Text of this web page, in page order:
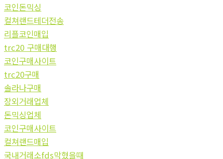
코인돈믹싱
컬쳐랜드테더전송
리플코인매입
trc20 구매대행
코인구매사이트
trc20구매
솔라나구매
장외거래업체
돈믹싱업체
코인구매사이트
컬쳐랜드매입
국내거래소fds막혔을때